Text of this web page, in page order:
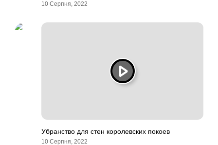
10 Серпня, 2022
Убранство для стен королевских покоев
10 Серпня, 2022